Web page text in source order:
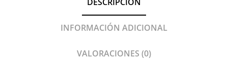
DESCRIPCIÓN
INFORMACIÓN ADICIONAL
VALORACIONES (0)